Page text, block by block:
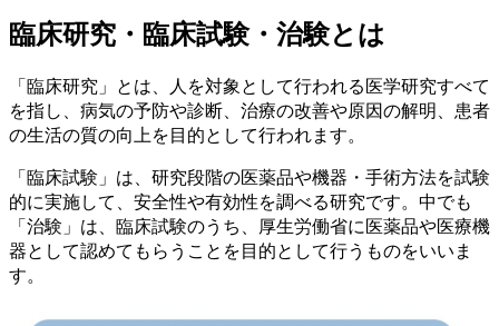
臨床研究・臨床試験・治験とは
「臨床研究」とは、人を対象として行われる医学研究すべて
を指し、病気の予防や診断、治療の改善や原因の解明、患者
の生活の質の向上を目的として行われます。
「臨床試験」は、研究段階の医薬品や機器・手術方法を試験
的に実施して、安全性や有効性を調べる研究です。中でも
「治験」は、臨床試験のうち、厚生労働省に医薬品や医療機
器として認めてもらうことを目的として行うものをいいま
す。